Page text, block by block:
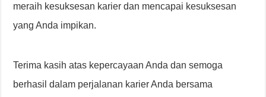
meraih kesuksesan karier dan mencapai kesuksesan
yang Anda impikan.
Terima kasih atas kepercayaan Anda dan semoga
berhasil dalam perjalanan karier Anda bersama